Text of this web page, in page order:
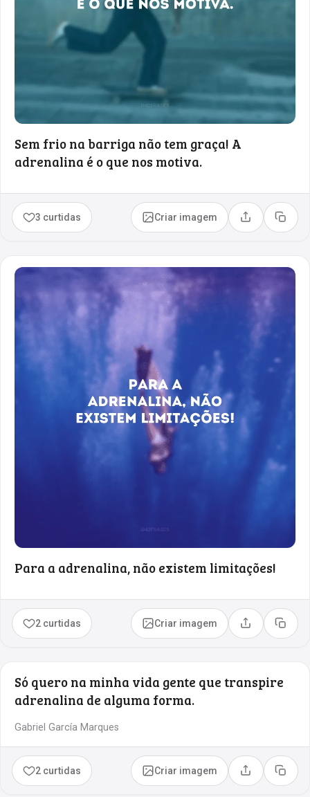
Sem frio na barriga não tem graça! A
adrenalina é o que nos motiva.
3 curtidas Criar imagem Compartilhar
Copiar
Para a adrenalina, não existem limitações!
2 curtidas Criar imagem Compartilhar
Copiar
Só quero na minha vida gente que transpire
adrenalina de alguma forma.
Gabriel García Marques
2 curtidas Criar imagem Compartilhar
Copiar